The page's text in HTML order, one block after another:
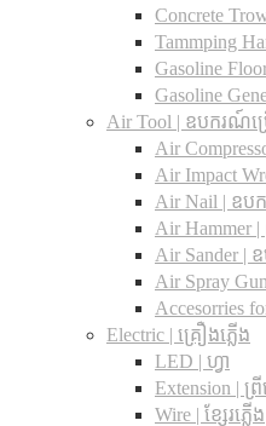
Concrete
Tammping
Gasoline
Gasoline
Air Tool | ឧបករណ៍ប្
Air
Air Impact
Air Nail | ឧ
Air Hammer
Air Sander |
Air Spray
Accesorries
Electric | គ្រឿងភ្លើង
LED | ហ្វា
Extension | ព្រី
Wire | ខ្សែរភ្លើង